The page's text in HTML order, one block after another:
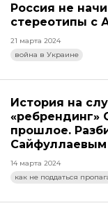
Россия не
стереотипы с
21 марта 2024
война в Украине
История на
«ребрендинг»
прошлое.
Сайфуллаевым
14 марта 2024
как не поддаться